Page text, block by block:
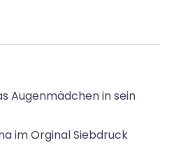
Augenmädchen in sein
im Orginal Siebdruck